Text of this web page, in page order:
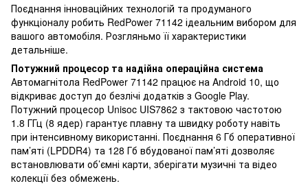
Поєднання інноваційних технологій та продуманого
функціоналу робить RedPower 71142 ідеальним вибором для
вашого автомобіля. Розгляньмо її характеристики
детальніше.
Потужний процесор та надійна операційна система
Автомагнітола RedPower 71142 працює на Android 10, що
відкриває доступ до безлічі додатків з Google Play.
Потужний процесор Unisoc UIS7862 з тактовою частотою
1.8 ГГц (8 ядер) гарантує плавну та швидку роботу навіть
при інтенсивному використанні. Поєднання 6 Гб оперативної
пам’яті (LPDDR4) та 128 Гб вбудованої пам’яті дозволяє
встановлювати об’ємні карти, зберігати музичні та відео
колекції без обмежень.